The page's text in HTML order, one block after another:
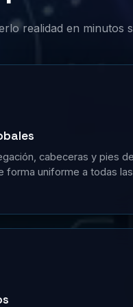
realidad en minutos
cabeceras y pies
forma uniforme a todas